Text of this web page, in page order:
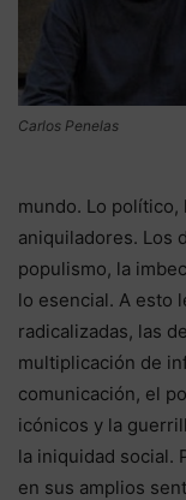
Carlos Penelas
mundo. Lo
aniquiladores. Los
populismo, la
lo esencial. A esto
radicalizadas, las
multiplicación de
comunicación, el
icónicos y la
la iniquidad social.
en sus amplios